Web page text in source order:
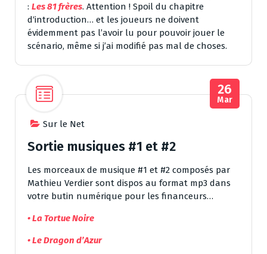
: Les 81 frères. Attention ! Spoil du chapitre
d‘introduction… et les joueurs ne doivent
évidemment pas l’avoir lu pour pouvoir jouer le
scénario, même si j’ai modifié pas mal de choses.
Sur le Net
26
Mar
Sortie musiques #1 et #2
Les morceaux de musique #1 et #2 composés par
Mathieu Verdier sont dispos au format mp3 dans
votre butin numérique pour les financeurs…
• La Tortue Noire
• Le Dragon d’Azur